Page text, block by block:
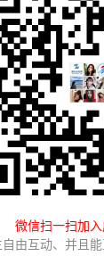
微信扫一扫加
由互动、并且